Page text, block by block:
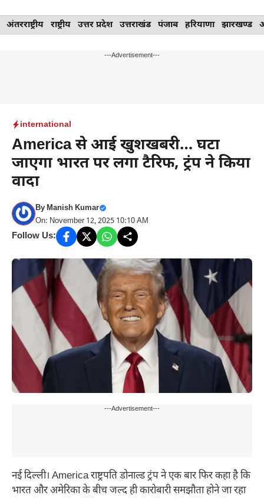
Skip
to
अंतरराष्ट्रीय राष्ट्रीय उत्तर प्रदेश उत्तराखंड पंजाब हरियाणा झारखण्ड
---Advertisement---
international
America से आई खुशखबरी… घटा
जाएगा भारत पर लगा टैरिफ, ट्रंप ने किया
वादा
ByManish Kumar
On: November 12, 2025 10:10 AM
Follow Us:
---Advertisement---
नई दिल्ली। America राष्ट्रपति डोनाल्ड ट्रंप ने एक बार फिर कहा है कि
भारत और अमेरिका के बीच जल्द ही कारोबारी समझौता होने जा रहा